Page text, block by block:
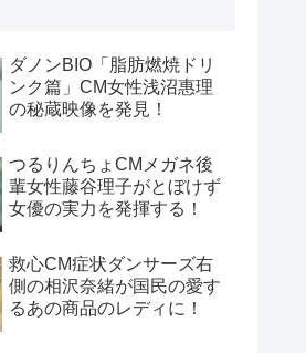
ダノンBIO「脂肪燃焼ドリ
ンク篇」CM女性浅沼惠理
の秘蔵映像を発見！
つるりんちょCMメガネ後
輩女性藤谷理子がとぼけず
女優の実力を発揮する！
救心CM症状ダンサーズ右
側の相沢奈緒が国民の愛す
るあの商品のレディに！